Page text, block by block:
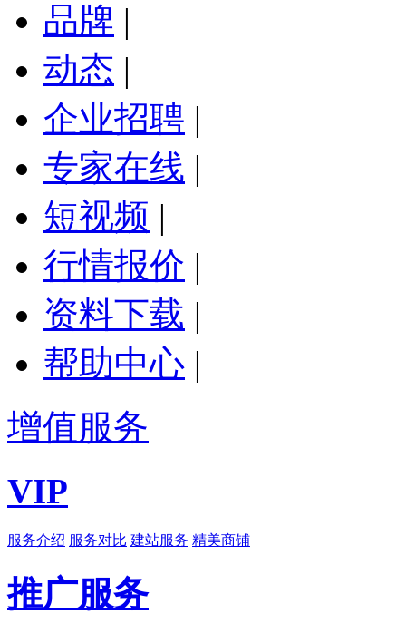
品牌 |
动态 |
企业招聘 |
专家在线 |
短视频 |
行情报价 |
资料下载 |
帮助中心 |
增值服务
VIP
服务介绍 服务对比 建站服务 精美商铺
推广服务